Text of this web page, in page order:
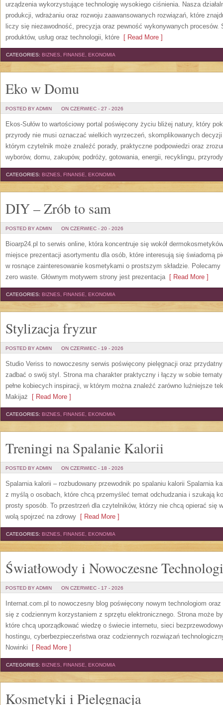
urządzenia wykorzystujące technologię wysokiego ciśnienia. Nasza
produkcji, wdrażaniu oraz rozwoju zaawansowanych rozwiązań, które
liczy się niezawodność, precyzja oraz pewność wykonywanych procesów.
produktów, usług oraz technologii, które [ Read More ]
CATEGORIES: BIZNES, FINANSE, EKONOMIA
Eko w Domu
POSTED BY ADMIN ON CZERWIEC - 27 - 2026
Ekos-Sułów to wartościowy portal poświęcony życiu bliżej natury, który
przyrody nie musi oznaczać wielkich wyrzeczeń, skomplikowanych
którym czytelnik może znaleźć porady, praktyczne podpowiedzi oraz
wyborów, domu, zakupów, podróży, gotowania, energii, recyklingu,
CATEGORIES: BIZNES, FINANSE, EKONOMIA
DIY – Zrób to sam
POSTED BY ADMIN ON CZERWIEC - 20 - 2026
Bioarp24.pl to serwis online, która koncentruje się wokół
miejsce prezentacji asortymentu dla osób, które interesują się świadomą
w rosnące zainteresowanie kosmetykami o prostszym składzie. Polecamy
zero waste. Głównym motywem strony jest prezentacja[ Read More ]
CATEGORIES: BIZNES, FINANSE, EKONOMIA
Stylizacja fryzur
POSTED BY ADMIN ON CZERWIEC - 19 - 2026
Studio Veriss to nowoczesny serwis poświęcony pielęgnacji oraz
zadbać o swój styl. Strona ma charakter praktyczny i łączy w sobie
pełne kobiecych inspiracji, w którym można znaleźć zarówno luźniejsze
Makijaż [ Read More ]
CATEGORIES: BIZNES, FINANSE, EKONOMIA
Treningi na Spalanie Kalorii
POSTED BY ADMIN ON CZERWIEC - 18 - 2026
Spalarnia kalorii – rozbudowany przewodnik po spalaniu kalorii Spalarnia
z myślą o osobach, które chcą przemyśleć temat odchudzania i szukają
prosty sposób. To przestrzeń dla czytelników, którzy nie chcą opierać się
wolą spojrzeć na zdrowy [ Read More ]
CATEGORIES: BIZNES, FINANSE, EKONOMIA
Światłowody i Nowoczesne
POSTED BY ADMIN ON CZERWIEC - 17 - 2026
Internat.com.pl to nowoczesny blog poświęcony nowym technologiom
się z codziennym korzystaniem z sprzętu elektronicznego. Strona może
które chcą uporządkować wiedzę o świecie internetu, sieci
hostingu, cyberbezpieczeństwa oraz codziennych rozwiązań
Nowinki [ Read More ]
CATEGORIES: BIZNES, FINANSE, EKONOMIA
Kosmetyki i Pielęgnacja